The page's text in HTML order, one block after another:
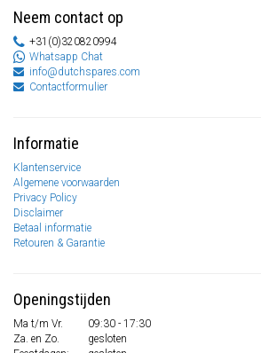
Neem contact op
+31(0)320820994
Whatsapp Chat
info@dutchspares.com
Contactformulier
Informatie
Klantenservice
Algemene voorwaarden
Privacy Policy
Disclaimer
Betaal informatie
Retouren & Garantie
Openingstijden
Ma t/m Vr.
09:30 - 17:30
Za. en Zo.
gesloten